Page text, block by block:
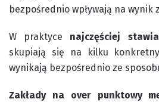
bezpośrednio wpływają na wynik
W praktyce najczęściej
skupiają się na kilku
wynikają bezpośrednio ze
Zakłady na over punktowy